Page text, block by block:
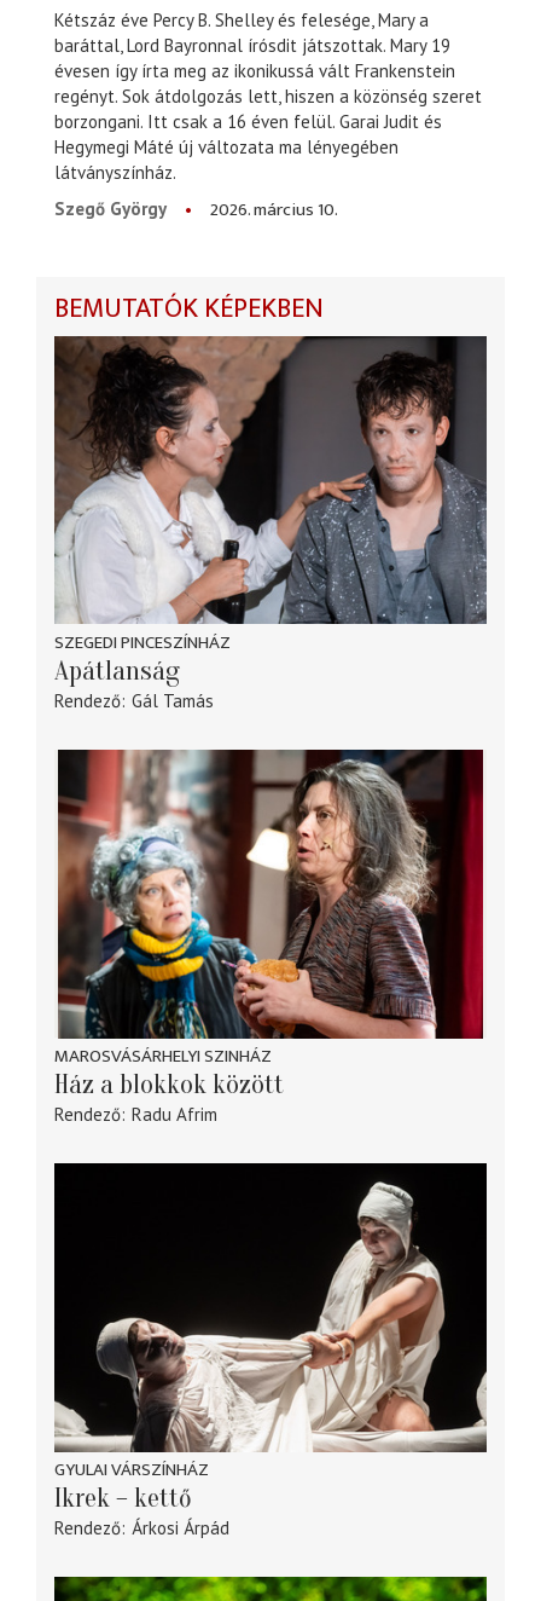
Kétszáz éve Percy B. Shelley és felesége, Mary a
baráttal, Lord Bayronnal írósdit játszottak. Mary 19
évesen így írta meg az ikonikussá vált Frankenstein
regényt. Sok átdolgozás lett, hiszen a közönség szeret
borzongani. Itt csak a 16 éven felül. Garai Judit és
Hegymegi Máté új változata ma lényegében
látványszínház.
Szegő György
2026. március 10.
BEMUTATÓK KÉPEKBEN
SZEGEDI PINCESZÍNHÁZ
Apátlanság
Rendező Gál Tamás
MAROSVÁSÁRHELYI SZINHÁZ
Ház a blokkok között
Rendező Radu Afrim
GYULAI VÁRSZÍNHÁZ
Ikrek – kettő
Rendező Árkosi Árpád